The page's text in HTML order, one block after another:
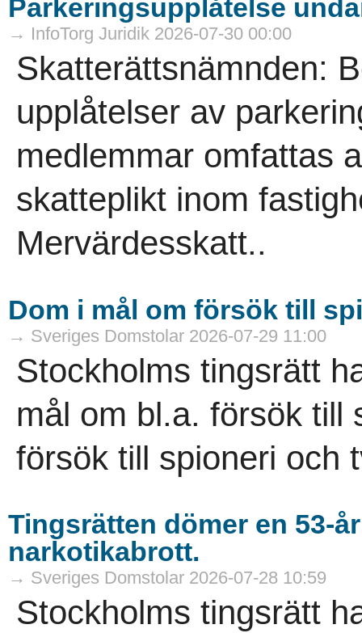
Parkeringsupplåtelse
→ InfoTorg Juridik 2026-07-30 00:00
Skatterättsnämnden:
upplåtelser av
medlemmar omfattas
skatteplikt inom
Mervärdesskatt..
Dom i mål om försök till
→ Sveriges Domstolar 2026-07-29 11:00
Stockholms tingsrätt
mål om bl.a. försök till
försök till spioneri och
Tingsrätten dömer en 53-
narkotikabrott.
→ Sveriges Domstolar 2026-07-28 10:59
Stockholms tingsrätt